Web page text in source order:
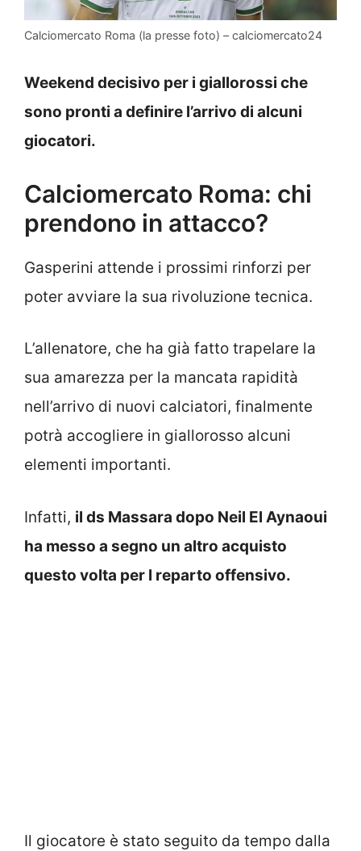
Calciomercato Roma (la presse foto) – calciomercato24
Weekend decisivo per i giallorossi che
sono pronti a definire l’arrivo di alcuni
giocatori.
Calciomercato Roma: chi
prendono in attacco?
Gasperini attende i prossimi rinforzi per
poter avviare la sua rivoluzione tecnica.
L’allenatore, che ha già fatto trapelare la
sua amarezza per la mancata rapidità
nell’arrivo di nuovi calciatori, finalmente
potrà accogliere in giallorosso alcuni
elementi importanti.
Infatti, il ds Massara dopo Neil El Aynaoui
ha messo a segno un altro acquisto
questo volta per l reparto offensivo.
Il giocatore è stato seguito da tempo dalla